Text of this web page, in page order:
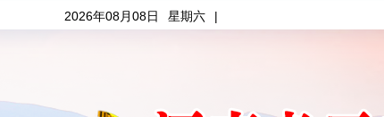
2026年08月08日 星期六 |